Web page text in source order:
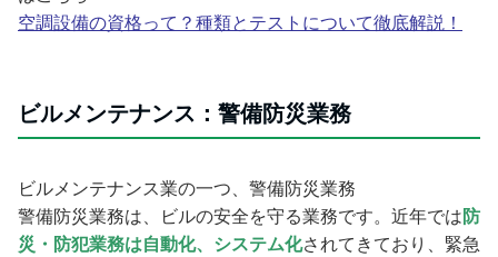
空調設備の資格って？種類とテストについて徹底解説！
ビルメンテナンス：警備防災業務
ビルメンテナンス業の一つ、警備防災業務
警備防災業務は、ビルの安全を守る業務です。近年では防
災・防犯業務は自動化、システム化されてきており、緊急